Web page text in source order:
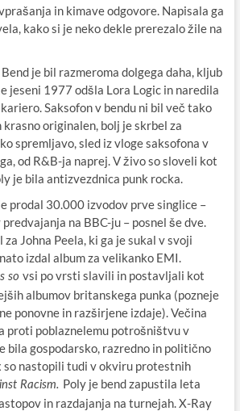
in kimave odgovore. Napisala ga
kako si je neko dekle prerezalo žile na
je bil razmeroma dolgega daha, kljub
jeseni 1977 odšla Lora Logic in naredila
Saksofon v bendu ni bil več tako
originalen, bolj je skrbel za
spremljavo, sled iz vloge saksofona v
od R&B-ja naprej. V živo so sloveli kot
je bila antizvezdnica punk rocka.
prodal 30.000 izvodov prve singlice –
na BBC-ju – posnel še dve.
Johna Peela, ki ga je sukal v svoji
izdal album za velikanko EMI.
so vsi po vrsti slavili in postavljali kot
albumov britanskega punka (pozneje
ponovne in razširjene izdaje). Večina
proti poblaznelemu potrošništvu v
bila gospodarsko, razredno in politično
so nastopili tudi v okviru protestnih
Racism. Poly je bend zapustila leta
in razdajanja na turnejah. X-Ray